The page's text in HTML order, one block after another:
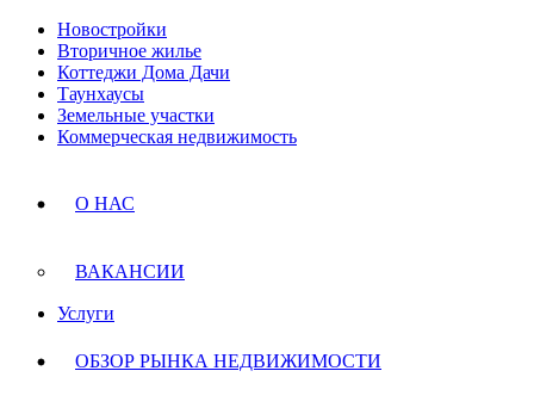
Новостройки
Вторичное жилье
Коттеджи Дома Дачи
Таунхаусы
Земельные участки
Коммерческая недвижимость
О НАС
ВАКАНСИИ
Услуги
ОБЗОР РЫНКА НЕДВИЖИМОСТИ